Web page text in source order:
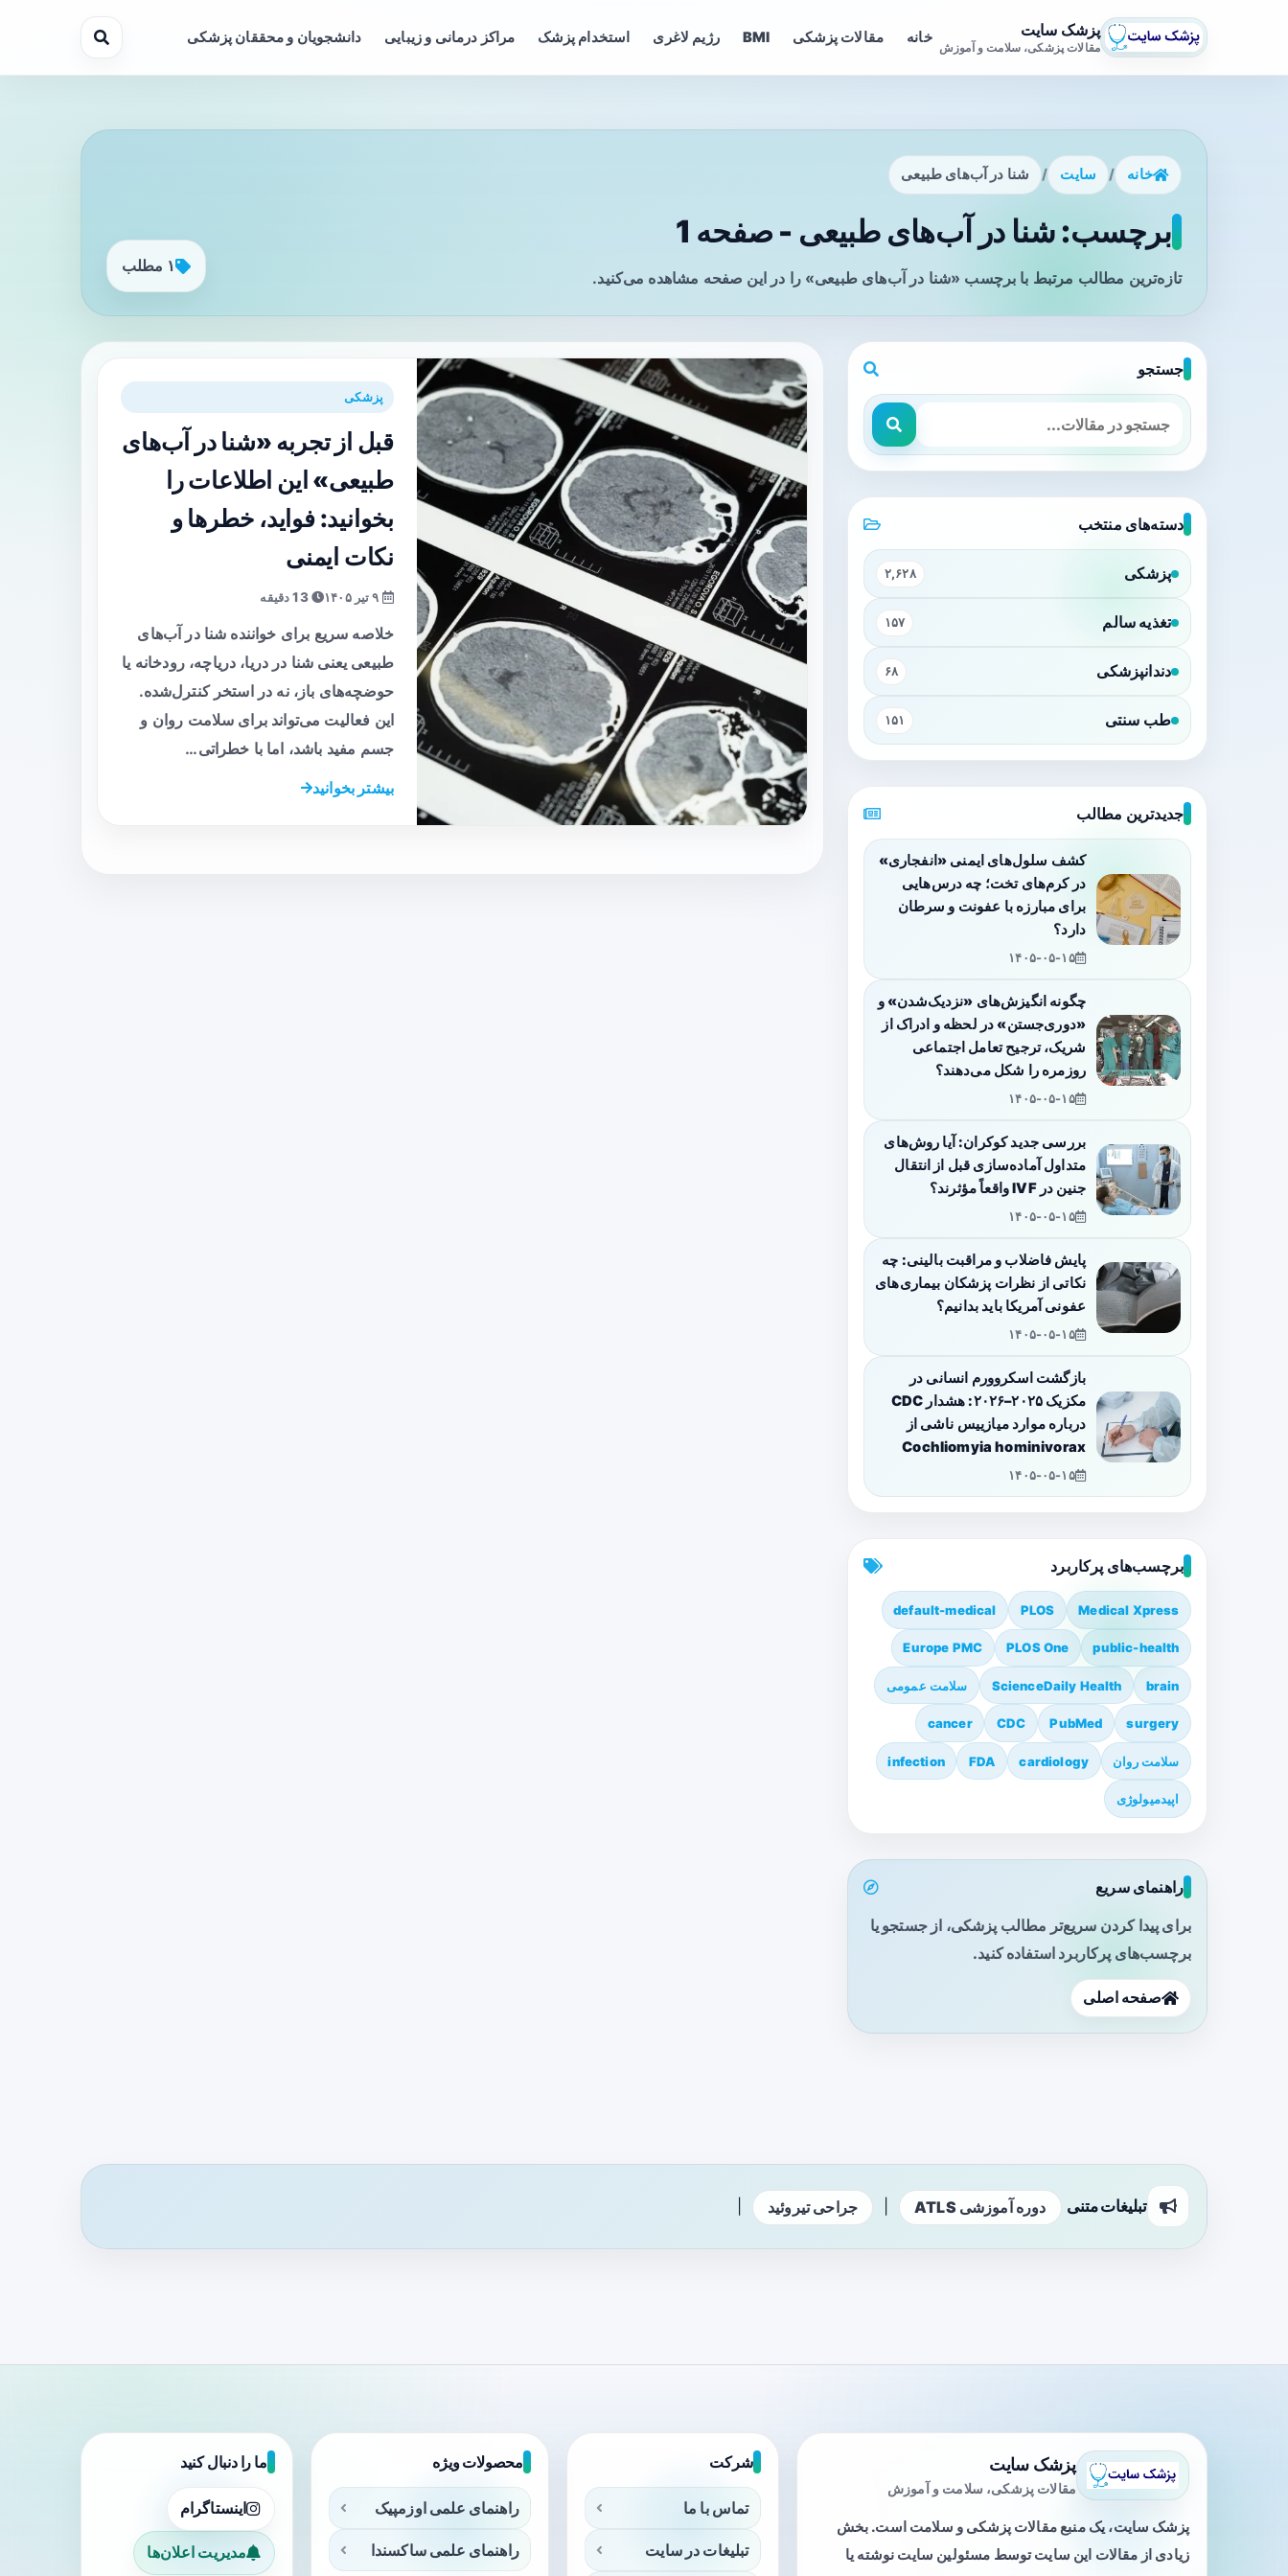
پزشک سایت
مقالات پزشکی، سلامت و آموزش
خانه مقالات پزشکی BMI رژیم لاغری استخدام پزشک مراکز درمانی و زیبایی دانشجویان و محققان پزشکی
خانه / سایت / شنا در آب‌های طبیعی
برچسب: شنا در آب‌های طبیعی - صفحه 1
تازه‌ترین مطالب مرتبط با برچسب «شنا در آب‌های طبیعی» را در این صفحه مشاهده می‌کنید.
۱ مطلب
پزشکی
قبل از تجربه «شنا در آب‌های
طبیعی» این اطلاعات را
بخوانید: فواید، خطرها و
نکات ایمنی
13 دقیقه
خلاصه سریع برای خواننده شنا در آب‌های
طبیعی یعنی شنا در دریا، دریاچه، رودخانه یا
حوضچه‌های باز، نه در استخر کنترل‌شده.
این فعالیت می‌تواند برای سلامت روان و
جسم مفید باشد، اما با خطراتی…
بیشتر بخوانید
جستجو
دسته‌های منتخب
پزشکی ۲,۶۲۸
تغذیه سالم ۱۵۷
دندانپزشکی ۶۸
طب سنتی ۱۵۱
جدیدترین مطالب
کشف سلول‌های ایمنی «انفجاری»
در کرم‌های تخت؛ چه درس‌هایی
برای مبارزه با عفونت و سرطان
دارد؟
۱۴۰۵-۰۵-۱۵
چگونه انگیزش‌های «نزدیک‌شدن» و
«دوری‌جستن» در لحظه و ادراک از
شریک، ترجیح تعامل اجتماعی
روزمره را شکل می‌دهند؟
۱۴۰۵-۰۵-۱۵
بررسی جدید کوکران: آیا روش‌های
متداول آماده‌سازی قبل از انتقال
جنین در IVF واقعاً مؤثرند؟
۱۴۰۵-۰۵-۱۵
پایش فاضلاب و مراقبت بالینی: چه
نکاتی از نظرات پزشکان بیماری‌های
عفونی آمریکا باید بدانیم؟
۱۴۰۵-۰۵-۱۵
بازگشت اسکروورم انسانی در
مکزیک ۲۰۲۵–۲۰۲۶: هشدار CDC
درباره موارد میازییس ناشی از
Cochliomyia hominivorax
۱۴۰۵-۰۵-۱۵
برچسب‌های پرکاربرد
Medical Xpress
PLOS
default-medical
public-health
PLOS One
Europe PMC
brain
ScienceDaily Health سلامت عمومی
surgery
PubMed
CDC
cancer
سلامت روان cardiology
FDA
infection
اپیدمیولوژی
راهنمای سریع
برای پیدا کردن سریع‌تر مطالب پزشکی، از جستجو یا
برچسب‌های پرکاربرد استفاده کنید.
صفحه اصلی
تبلیغات متنی دوره آموزشی ATLS جراحی تیروئید
پزشک سایت
مقالات پزشکی، سلامت و آموزش
پزشک سایت، یک منبع مقالات پزشکی و سلامت است. بخش
زیادی از مقالات این سایت توسط مسئولین سایت نوشته یا
شرکت
تماس با ما
تبلیغات در سایت
محصولات ویژه
راهنمای علمی اوزمپیک
راهنمای علمی ساکسندا
ما را دنبال کنید
اینستاگرام
مدیریت اعلان‌ها